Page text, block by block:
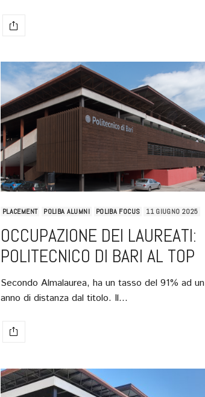
PLACEMENT POLIBA ALUMNI POLIBA FOCUS 11 GIUGNO 2025
OCCUPAZIONE DEI LAUREATI:
POLITECNICO DI BARI AL TOP
Secondo Almalaurea, ha un tasso del 91% ad un
anno di distanza dal titolo. Il…